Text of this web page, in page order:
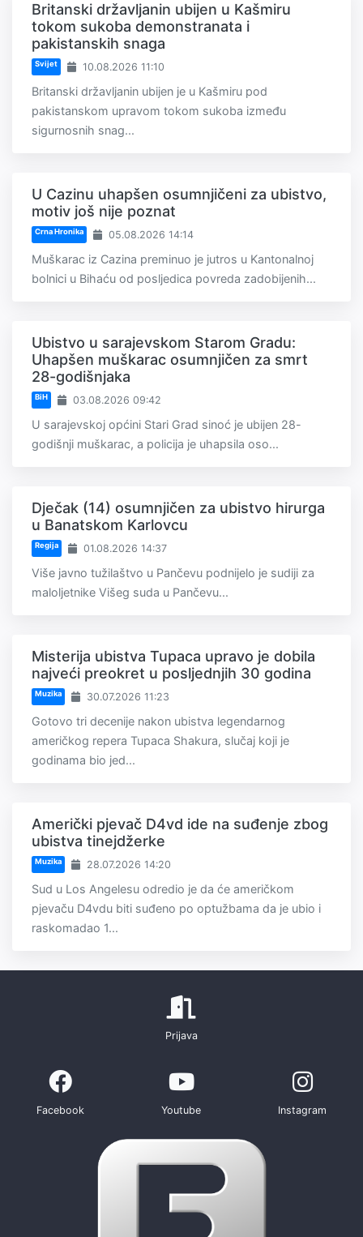
Britanski državljanin ubijen u Kašmiru
tokom sukoba demonstranata i
pakistanskih snaga
Svijet 10.08.2026 11:10
Britanski državljanin ubijen je u Kašmiru pod
pakistanskom upravom tokom sukoba između
sigurnosnih snag...
U Cazinu uhapšen osumnjičeni za ubistvo,
motiv još nije poznat
Crna Hronika 05.08.2026 14:14
Muškarac iz Cazina preminuo je jutros u Kantonalnoj
bolnici u Bihaću od posljedica povreda zadobijenih...
Ubistvo u sarajevskom Starom Gradu:
Uhapšen muškarac osumnjičen za smrt
28-godišnjaka
BiH 03.08.2026 09:42
U sarajevskoj općini Stari Grad sinoć je ubijen 28-
godišnji muškarac, a policija je uhapsila oso...
Dječak (14) osumnjičen za ubistvo hirurga
u Banatskom Karlovcu
Regija 01.08.2026 14:37
Više javno tužilaštvo u Pančevu podnijelo je sudiji za
maloljetnike Višeg suda u Pančevu...
Misterija ubistva Tupaca upravo je dobila
najveći preokret u posljednjih 30 godina
Muzika 30.07.2026 11:23
Gotovo tri decenije nakon ubistva legendarnog
američkog repera Tupaca Shakura, slučaj koji je
godinama bio jed...
Američki pjevač D4vd ide na suđenje zbog
ubistva tinejdžerke
Muzika 28.07.2026 14:20
Sud u Los Angelesu odredio je da će američkom
pjevaču D4vdu biti suđeno po optužbama da je ubio i
raskomadao 1...
Prijava
Facebook Youtube Instagram